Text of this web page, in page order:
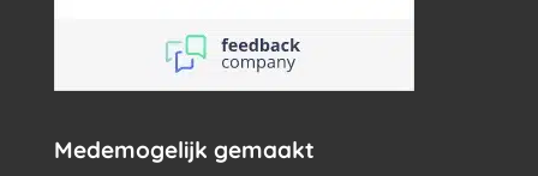
Medemogelijk gemaakt